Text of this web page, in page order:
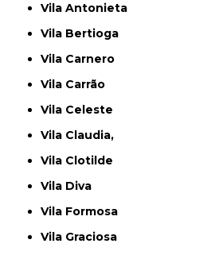
Vila Antonieta
Vila Bertioga
Vila Carnero
Vila Carrão
Vila Celeste
Vila Claudia,
Vila Clotilde
Vila Diva
Vila Formosa
Vila Graciosa